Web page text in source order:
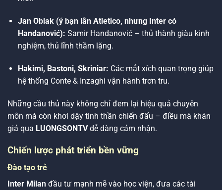
Jan Oblak (ý bạn lẫn Atletico, nhưng Inter có
Handanović): Samir Handanović – thủ thành giàu kinh
nghiệm, thủ lĩnh thầm lặng.
Hakimi, Bastoni, Skriniar: Các mắt xích quan trọng giúp
hệ thống Conte & Inzaghi vận hành trơn tru.
Những cầu thủ này không chỉ đem lại hiệu quả chuyên
môn mà còn khơi dậy tinh thần chiến đấu – điều mà khán
giả qua LUONGSONTVdễ dàng cảm nhận.
Chiến lược phát triển bền vững
Đào tạo trẻ
Inter Milan đầu tư mạnh mẽ vào học viện, đưa các tài